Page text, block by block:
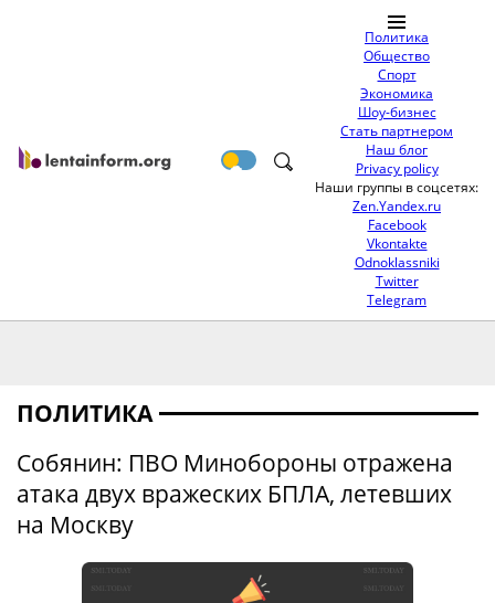
Политика
Общество
Спорт
Экономика
Шоу-бизнес
Стать партнером
Наш блог
Privacy policy
Наши группы в соцсетях:
Zen.Yandex.ru
Facebook
Vkontakte
Odnoklassniki
Twitter
Telegram
ПОЛИТИКА
Собянин: ПВО Минобороны отражена
атака двух вражеских БПЛА, летевших
на Москву